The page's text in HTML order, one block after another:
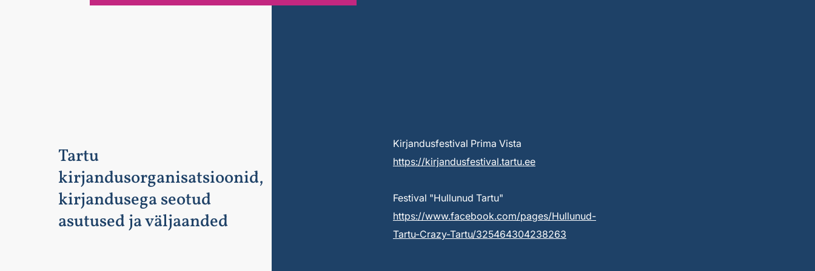
Tartu
kirjandusorganisatsioonid,
kirjandusega seotud
asutused ja väljaanded
Kirjandusfestival Prima Vista
https://kirjandusfestival.tartu.ee
Festival "Hullunud Tartu"
https://www.facebook.com/pages/Hullunud-
Tartu-Crazy-Tartu/325464304238263